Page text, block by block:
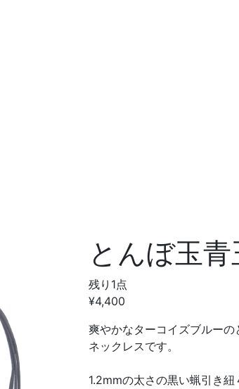
とんぼ玉
残り1点
¥4,400
爽やかなターコイズブルー
ネックレスです。
1.2mmの太さの黒い蝋引き